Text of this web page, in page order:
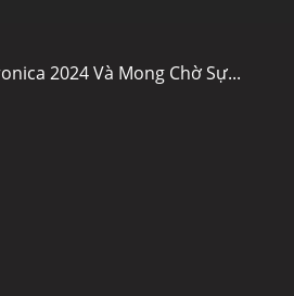
2024 Và Mong Chờ Sự...